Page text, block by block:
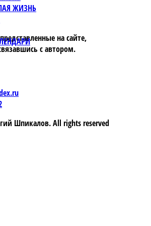
ЖИЗНЬ
на сайте,
с автором.
Шпикалов. All rights reserved